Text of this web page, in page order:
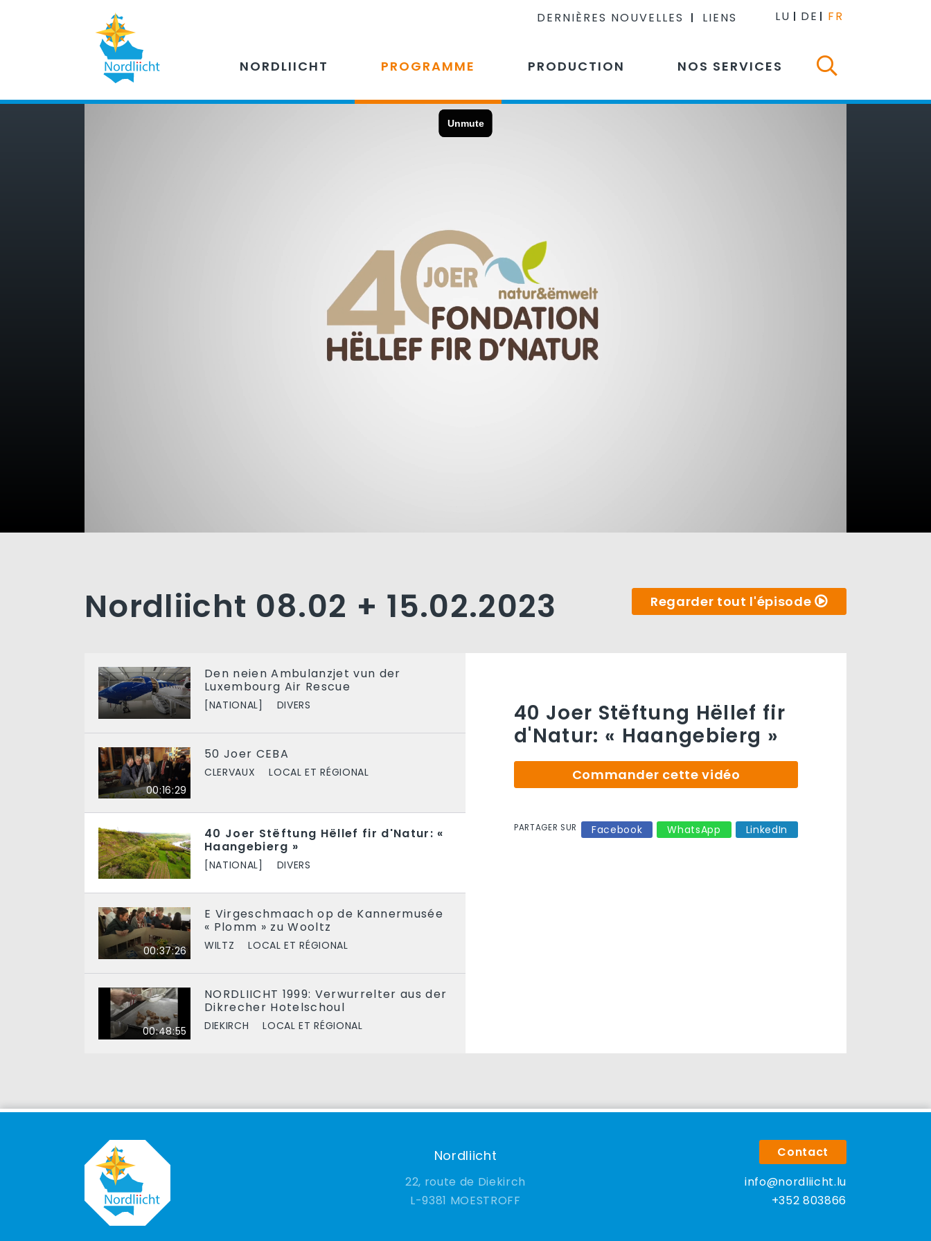
DERNIÈRES NOUVELLES LIENS LU DE FR
NORDLIICHT PROGRAMME PRODUCTION NOS SERVICES
Nordliicht 08.02 + 15.02.2023 Regarder tout l'épisode
Den neien Ambulanzjet vun der
Luxembourg Air Rescue
[NATIONAL] DIVERS
00:16:29
50 Joer CEBA
CLERVAUX LOCAL ET RÉGIONAL
40 Joer Stëftung Hëllef fir d'Natur: «
Haangebierg »
[NATIONAL] DIVERS
00:37:26
E Virgeschmaach op de Kannermusée
« Plomm » zu Wooltz
WILTZ LOCAL ET RÉGIONAL
00:48:55
NORDLIICHT 1999: Verwurrelter aus der
Dikrecher Hotelschoul
DIEKIRCH LOCAL ET RÉGIONAL
40 Joer Stëftung Hëllef fir
d'Natur: « Haangebierg »
Commander cette vidéo
PARTAGER SUR Facebook WhatsApp LinkedIn
Nordliicht
22, route de Diekirch
9381 MOESTROFF
Contact
info@nordliicht.lu
+352 803866